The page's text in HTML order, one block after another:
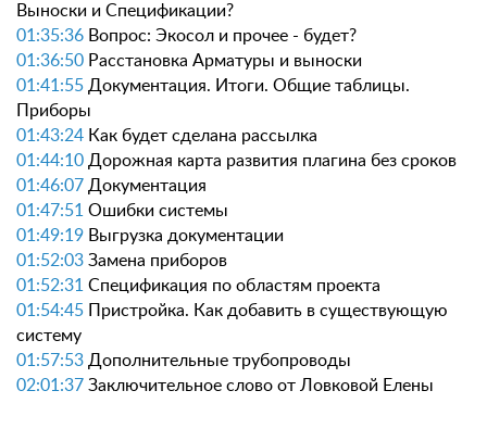
Выноски и Спецификации?
01:35:36 Вопрос: Экосол и прочее - будет?
01:36:50 Расстановка Арматуры и выноски
01:41:55 Документация. Итоги. Общие таблицы.
Приборы
01:43:24 Как будет сделана рассылка
01:44:10 Дорожная карта развития плагина без сроков
01:46:07 Документация
01:47:51 Ошибки системы
01:49:19 Выгрузка документации
01:52:03 Замена приборов
01:52:31 Спецификация по областям проекта
01:54:45 Пристройка. Как добавить в существующую
систему
01:57:53 Дополнительные трубопроводы
02:01:37 Заключительное слово от Ловковой Елены